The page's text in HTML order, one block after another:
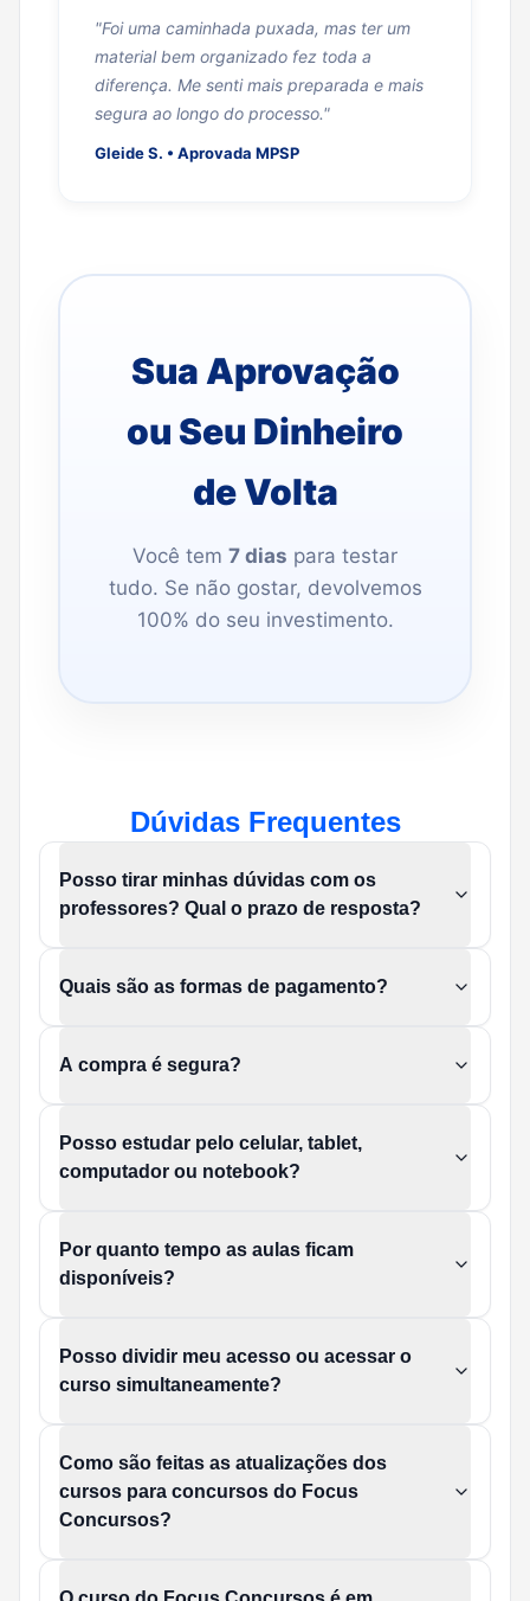
"Foi uma caminhada puxada, mas ter um
material bem organizado fez toda a
diferença. Me senti mais preparada e mais
segura ao longo do processo."
Gleide S. • Aprovada MPSP
Sua Aprovação
ou Seu Dinheiro
de Volta
Você tem 7 dias para testar
tudo. Se não gostar, devolvemos
100% do seu investimento.
Dúvidas Frequentes
Posso tirar minhas dúvidas com os
professores? Qual o prazo de resposta?
Quais são as formas de pagamento?
A compra é segura?
Posso estudar pelo celular, tablet,
computador ou notebook?
Por quanto tempo as aulas ficam
disponíveis?
Posso dividir meu acesso ou acessar o
curso simultaneamente?
Como são feitas as atualizações dos
cursos para concursos do Focus
Concursos?